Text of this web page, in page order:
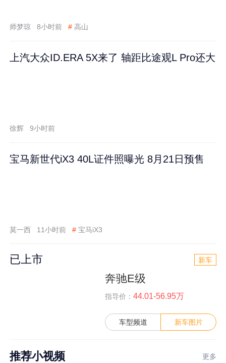
师梦琼 8小时前 # 高山
上汽大众ID.ERA 5X来了 轴距比途观L Pro还大
徐辉 9小时前
宝马新世代iX3 40L证件照曝光 8月21日预售
莫一西 11小时前 # 宝马iX3
已上市 新车
奔驰E级
指导价： 44.01-56.95万
车型频道 新车图片
推荐小视频 更多